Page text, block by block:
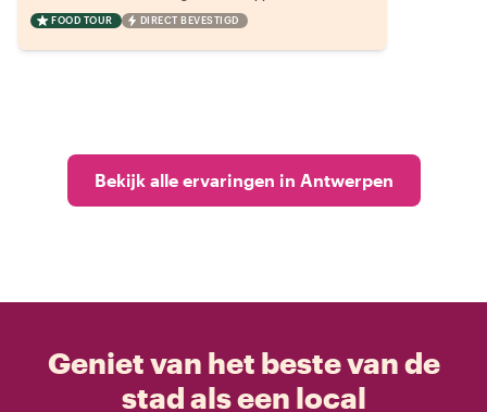
FOOD TOUR DIRECT BEVESTIGD
Bekijk alle ervaringen in Antwerpen
Geniet van het beste van de
stad als een local